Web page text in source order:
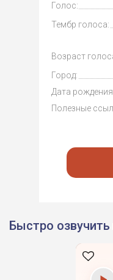
Голос:
Тембр голоса:
Возраст
Город:
Дата
Полезные
Быстро